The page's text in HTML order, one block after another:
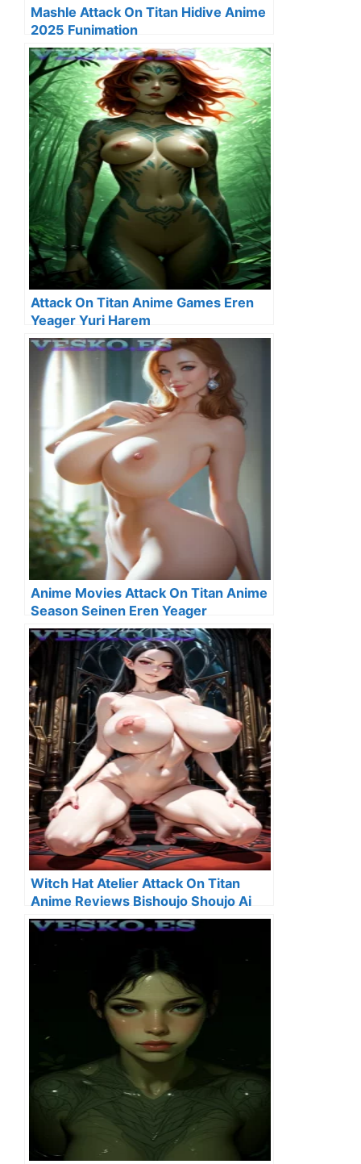
Mashle Attack On Titan Hidive Anime
2025 Funimation
Attack On Titan Anime Games Eren
Yeager Yuri Harem
Anime Movies Attack On Titan Anime
Season Seinen Eren Yeager
Witch Hat Atelier Attack On Titan
Anime Reviews Bishoujo Shoujo Ai